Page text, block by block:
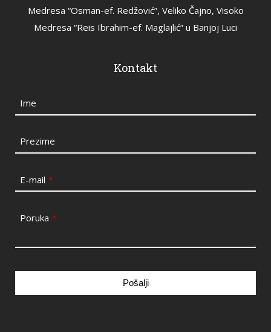
Medresa “Osman-ef. Redžović”, Veliko Čajno, Visoko
Medresa “Reis Ibrahim-ef. Maglajlić” u Banjoj Luci
Kontakt
Ime
Prezime
E-mail *
Poruka *
Pošalji